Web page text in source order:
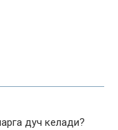
дуч келади?